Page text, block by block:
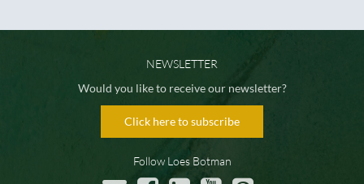
NEWSLETTER
Would you like to receive our newsletter?
Click here to subscribe
Follow Loes Botman